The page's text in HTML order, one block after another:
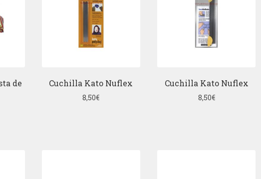
de
Cuchilla Kato Nuflex
8,50€
Cuchilla Kato Nuflex
8,50€